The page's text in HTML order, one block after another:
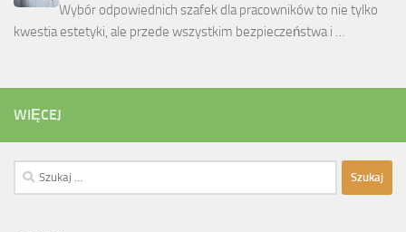
Wybór odpowiednich szafek dla pracowników to nie tylko
kwestia estetyki, ale przede wszystkim bezpieczeństwa i …
WIĘCEJ
Szukaj: